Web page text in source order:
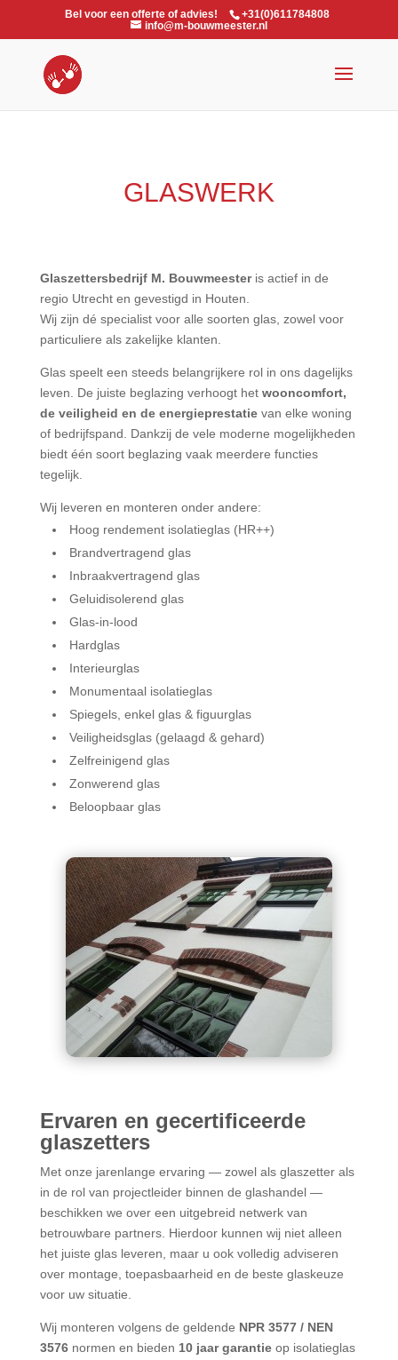
Bel voor een offerte of advies!
+31(0)611784808
info@m-bouwmeester.nl
GLASWERK
Glaszettersbedrijf M. Bouwmeesteris actief in de
regio Utrecht en gevestigd in Houten.
Wij zijn dé specialist voor alle soorten glas, zowel voor
particuliere als zakelijke klanten.
Glas speelt een steeds belangrijkere rol in ons dagelijks
leven. De juiste beglazing verhoogt het wooncomfort,
de veiligheid en de energieprestatievan elke woning
of bedrijfspand. Dankzij de vele moderne mogelijkheden
biedt één soort beglazing vaak meerdere functies
tegelijk.
Wij leveren en monteren onder andere:
Hoog rendement isolatieglas (HR++)
Brandvertragend glas
Inbraakvertragend glas
Geluidisolerend glas
Glas-in-lood
Hardglas
Interieurglas
Monumentaal isolatieglas
Spiegels, enkel glas & figuurglas
Veiligheidsglas (gelaagd & gehard)
Zelfreinigend glas
Zonwerend glas
Beloopbaar glas
Ervaren en gecertificeerde
glaszetters
Met onze jarenlange ervaring — zowel als glaszetter als
in de rol van projectleider binnen de glashandel —
beschikken we over een uitgebreid netwerk van
betrouwbare partners. Hierdoor kunnen wij niet alleen
het juiste glas leveren, maar u ook volledig adviseren
over montage, toepasbaarheid en de beste glaskeuze
voor uw situatie.
Wij monteren volgens de geldende NPR 3577 / NEN
3576normen en bieden 10 jaar garantieop isolatieglas